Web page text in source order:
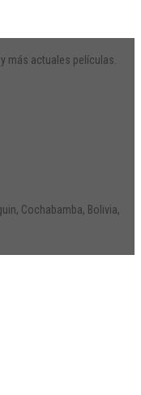
más actuales películas.
Cochabamba, Bolivia,